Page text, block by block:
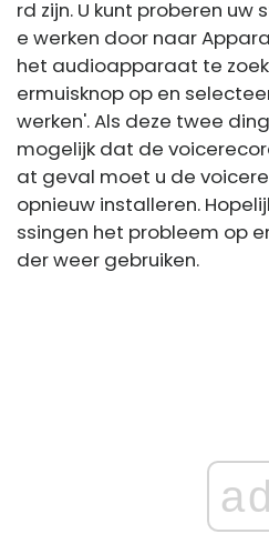
rd zijn. U kunt proberen
e werken door naar
het audioapparaat te
ermuisknop op en
werken'. Als deze twee
mogelijk dat de
at geval moet u de
opnieuw installeren.
ssingen het probleem op
der weer gebruiken.
ad